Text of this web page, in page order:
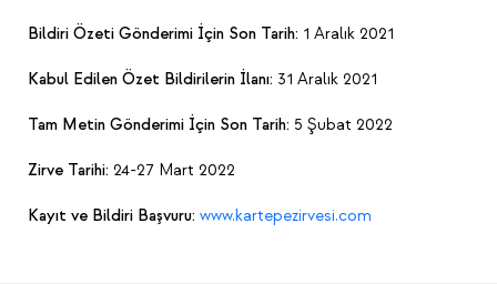
Bildiri Özeti Gönderimi İçin Son Tarih: 1 Aralık 2021
Kabul Edilen Özet Bildirilerin İlanı: 31 Aralık 2021
Tam Metin Gönderimi İçin Son Tarih: 5 Şubat 2022
Zirve Tarihi: 24-27 Mart 2022
Kayıt ve Bildiri Başvuru: www.kartepezirvesi.com